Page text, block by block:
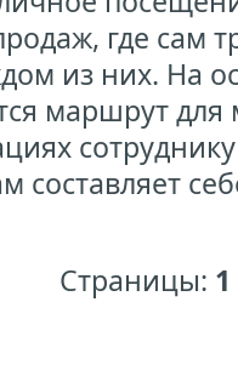
где сам
из них. На
маршрут
составляет
Страницы: 1